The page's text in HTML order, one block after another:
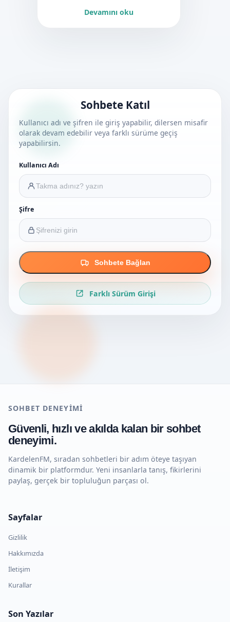
Sohbete Katıl
Kullanıcı adı ve şifren ile giriş yapabilir, dilersen misafir
olarak devam edebilir veya farklı sürüme geçiş
yapabilirsin.
Kullanıcı Adı
Şifre
Sohbete Bağlan
Farklı Sürüm Girişi
Devamını oku
SOHBET DENEYIMI
Güvenli, hızlı ve akılda kalan bir sohbet
deneyimi.
KardelenFM, sıradan sohbetleri bir adım öteye taşıyan
dinamik bir platformdur. Yeni insanlarla tanış, fikirlerini
paylaş, gerçek bir topluluğun parçası ol.
Sayfalar
Gizlilik
Hakkımızda
İletişim
Kurallar
Son Yazılar